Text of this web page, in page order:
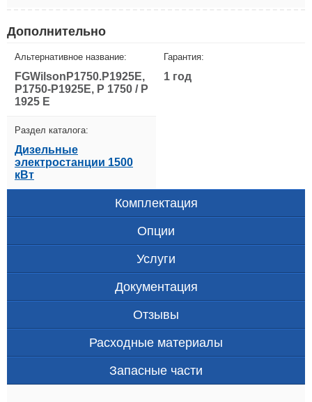
Дополнительно
Альтернативное название:
FGWilsonP1750.P1925E,
P1750-P1925E, P 1750 / P
1925 E
Гарантия:
1 год
Раздел каталога:
Дизельные
электростанции 1500
кВт
Комплектация
Опции
Услуги
Документация
Отзывы
Расходные материалы
Запасные части